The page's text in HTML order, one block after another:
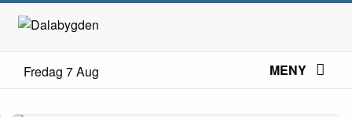
Fredag 7 Aug MENY